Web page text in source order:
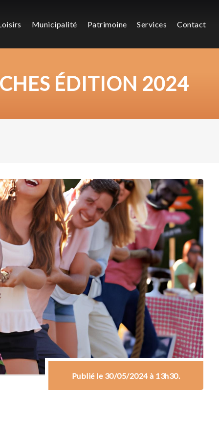
Municipalité Patrimoine Services Contact
ÉDITION 2024
Publié le 30/05/2024 à 13h30.